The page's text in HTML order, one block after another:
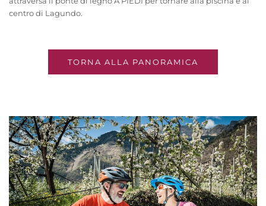
centro di Lagundo.
TORNA ALLA PANORAMICA